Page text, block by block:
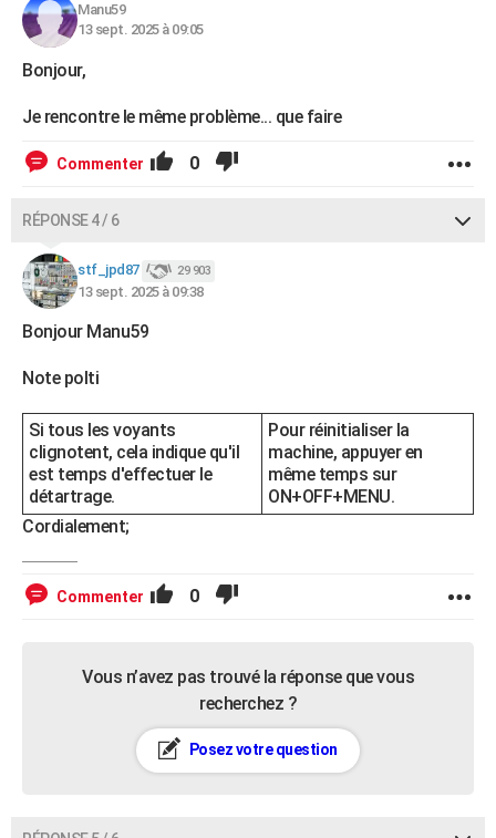
Manu59
13 sept. 2025 à 09:05
Bonjour,
Je rencontre le même problème... que faire
Commenter 0
RÉPONSE 4 / 6
stf_jpd87 29 903
13 sept. 2025 à 09:38
Bonjour Manu59
Note polti
Si tous les voyants
clignotent, cela indique qu'il
est temps d'effectuer le
détartrage.
Pour réinitialiser la
machine, appuyer en
même temps sur
ON+OFF+MENU.
Cordialement;
Commenter 0
Vous n’avez pas trouvé la réponse que vous
recherchez ?
Posez votre question